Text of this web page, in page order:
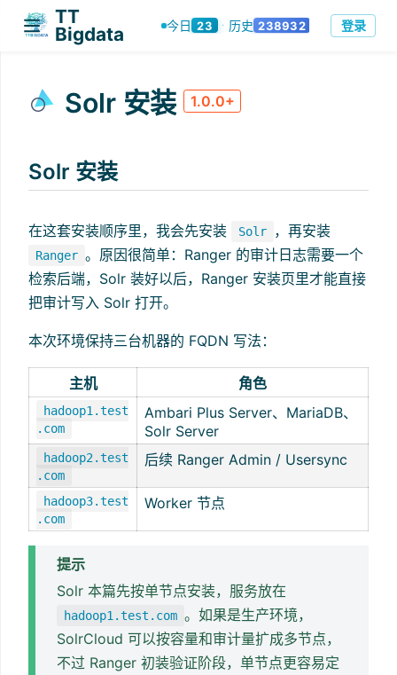
TT
Bigdata
今日 23 · 历史 238932 登录
Solr 安装 1.0.0+
Solr 安装
在这套安装顺序里，我会先安装 Solr ，再安装
Ranger 。原因很简单：Ranger 的审计日志需要一个
检索后端，Solr 装好以后，Ranger 安装页里才能直接
把审计写入 Solr 打开。
本次环境保持三台机器的 FQDN 写法：
主机 角色
hadoop1.test
.com
Ambari Plus Server、MariaDB、
Solr Server
hadoop2.test
.com
后续 Ranger Admin / Usersync
hadoop3.test
.com
Worker 节点
提示
Solr 本篇先按单节点安装，服务放在
hadoop1.test.com 。如果是生产环境，
SolrCloud 可以按容量和审计量扩成多节点，
不过 Ranger 初装验证阶段，单节点更容易定